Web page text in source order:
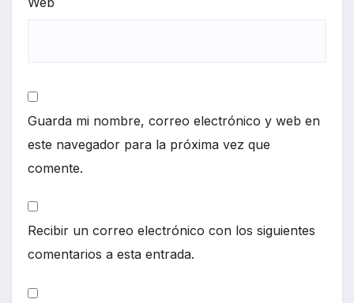
Guarda mi nombre, correo electrónico y web en
este navegador para la próxima vez que
comente.
Recibir un correo electrónico con los siguientes
comentarios a esta entrada.